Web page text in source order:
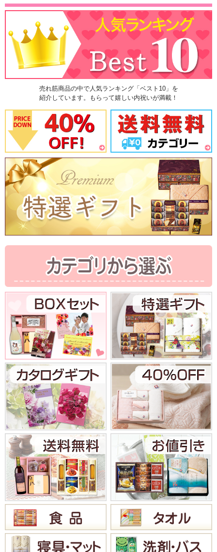
売れ筋商品の中で人気ランキング「ベスト10」を
紹介しています。もらって嬉しい内祝いが満載！